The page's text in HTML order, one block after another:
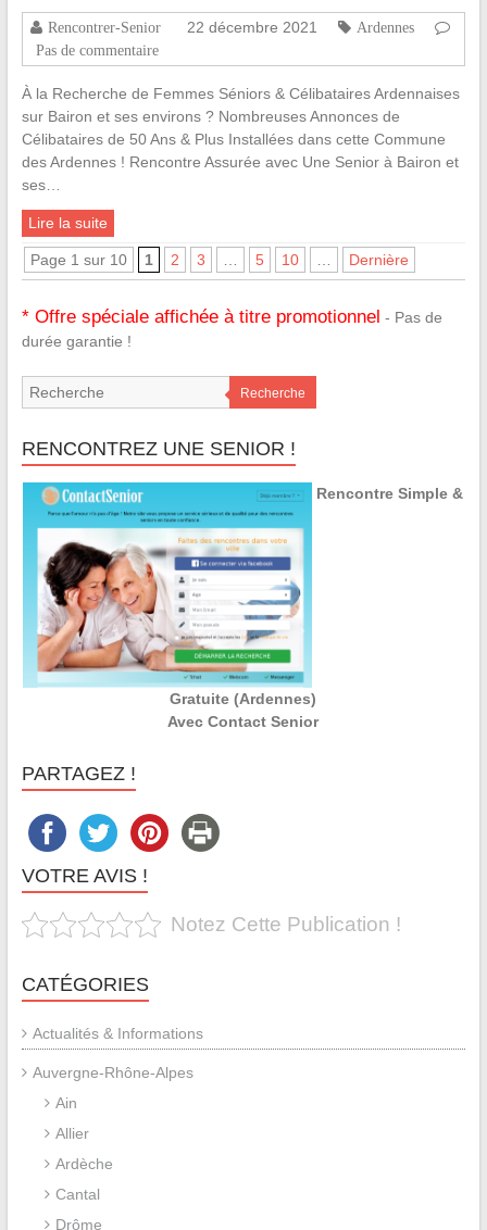
Rencontrer-Senior 22 décembre 2021
Ardennes
Pas de commentaire
À la Recherche de Femmes Séniors & Célibataires Ardennaises
sur Bairon et ses environs ? Nombreuses Annonces de
Célibataires de 50 Ans & Plus Installées dans cette Commune
des Ardennes ! Rencontre Assurée avec Une Senior à Bairon et
ses…
Lire la suite
Page 1 sur 10 1 2 3 … 5 10 … Dernière
* Offre spéciale affichée à titre promotionnel - Pas de
durée garantie !
Recherche
RENCONTREZ UNE SENIOR !
Rencontre Simple &
Gratuite (Ardennes)
Avec Contact Senior
PARTAGEZ !
VOTRE AVIS !
Notez Cette Publication !
CATÉGORIES
Actualités & Informations
Auvergne-Rhône-Alpes
Ain
Allier
Ardèche
Cantal
Drôme